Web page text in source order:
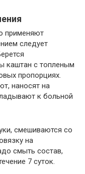
применяют
следует
каштан с топленым
пропорциях.
наносят на
к больной
смешиваются со
на
смыть состав,
7 суток.